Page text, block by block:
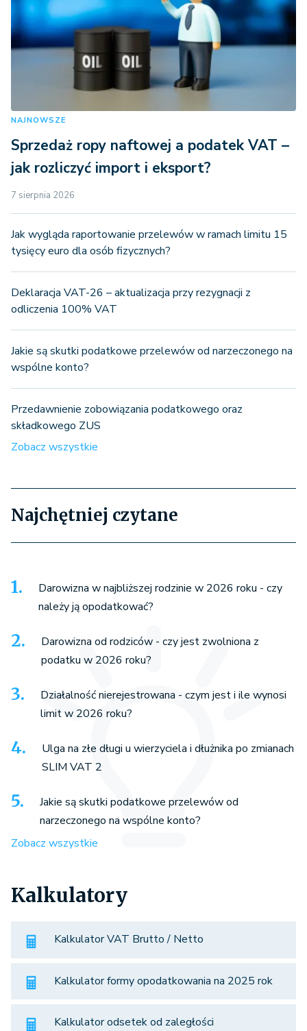
NAJNOWSZE
Sprzedaż ropy naftowej a podatek VAT –
jak rozliczyć import i eksport?
7 sierpnia 2026
Jak wygląda raportowanie przelewów w ramach limitu 15
tysięcy euro dla osób fizycznych?
Deklaracja VAT-26 – aktualizacja przy rezygnacji z
odliczenia 100% VAT
Jakie są skutki podatkowe przelewów od narzeczonego na
wspólne konto?
Przedawnienie zobowiązania podatkowego oraz
składkowego ZUS
Zobacz wszystkie
Najchętniej czytane
Darowizna w najbliższej rodzinie w 2026 roku - czy
należy ją opodatkować?
Darowizna od rodziców - czy jest zwolniona z
podatku w 2026 roku?
Działalność nierejestrowana - czym jest i ile wynosi
limit w 2026 roku?
Ulga na złe długi u wierzyciela i dłużnika po zmianach
SLIM VAT 2
Jakie są skutki podatkowe przelewów od
narzeczonego na wspólne konto?
Zobacz wszystkie
Kalkulatory
Kalkulator VAT Brutto / Netto
Kalkulator formy opodatkowania na 2025 rok
Kalkulator odsetek od zaległości